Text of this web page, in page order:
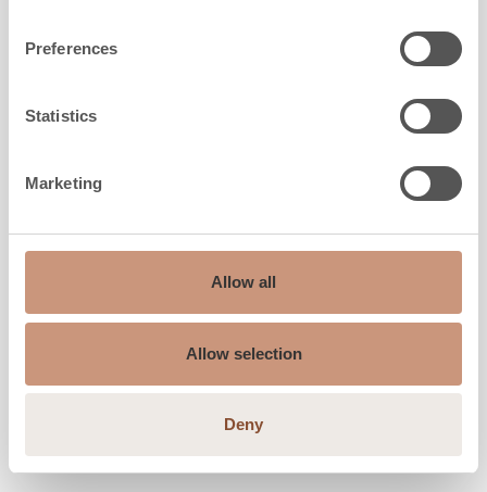
Preferences
Statistics
Marketing
Allow all
Allow selection
Deny